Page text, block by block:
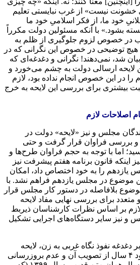
نیست» از غرب نبایستی تعلیم
خود ما، از فکر اسلامیِ خود ما
بشود.» با آنکه مسئولین دولت مکرراً
در خصوص لزوم جلوگیری از ظلم به
هیچ توضیحی در خصوص این نگرانی که در
بیان شد، نمی‌دهند! نگرانی و دغدغه‌ای که
لایحه ارسالی دولت به چشم می‌خورد و
را در این خصوص انجام نداده بود، لازم
بیشتری برای بررسی این لایحه به خرج
اصلاحات لازم
مجلس و نیز «لایحه» دولت در
بررسی فراوان قرار گرفت و حتی
اما با توجه به حجم فراوان طرح‌ها و
اینکه قانون برنامه هفتم پیشرفت نیز
یازدهم را به خود اختصاص داد، امکان
موضوع در مجلس یازدهم فراهم نشد. با
بلافاصله در دستور کار مجلس قرار
برای بررسی نهایی مفاد لایحه
بر اساس نظرات کارشناسان ذیربط
نیز سایر دستگاه‌های اجرایی تشکیل
دغدغه نفوذ نگاه غربی به زن، لایحه
دولت به دلیل گذشت حدود ۴ سال از تصویب آن و عدم بروزرسانی